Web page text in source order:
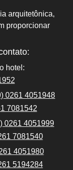
arquitetônica,
proporcionar
hotel:
0261 4051948
7081542
0261 4051999
7081540
4051980
5194284